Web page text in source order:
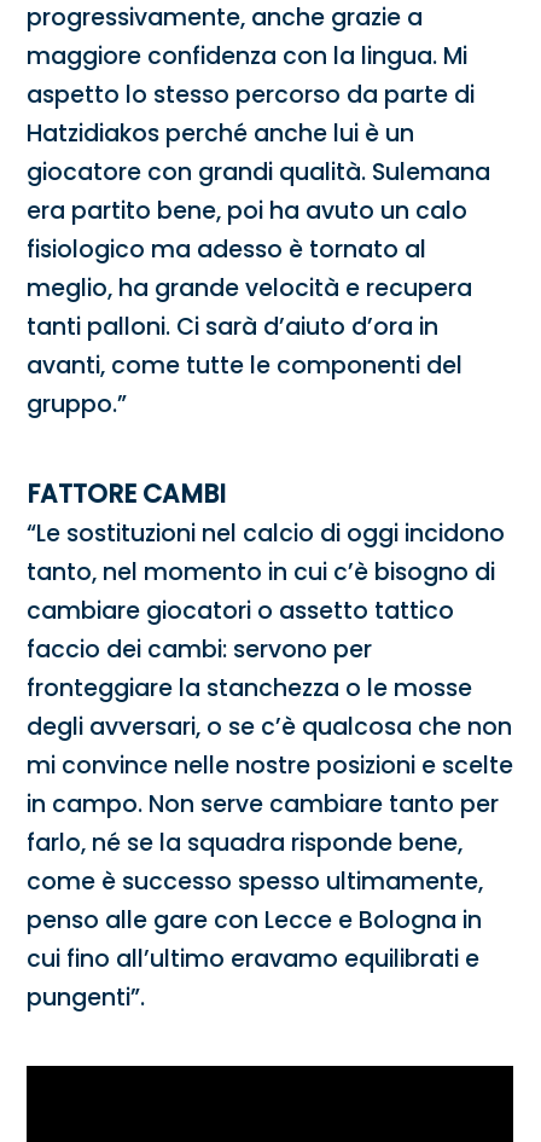
progressivamente, anche grazie a
maggiore confidenza con la lingua. Mi
aspetto lo stesso percorso da parte di
Hatzidiakos perché anche lui è un
giocatore con grandi qualità. Sulemana
era partito bene, poi ha avuto un calo
fisiologico ma adesso è tornato al
meglio, ha grande velocità e recupera
tanti palloni. Ci sarà d’aiuto d’ora in
avanti, come tutte le componenti del
gruppo.”
FATTORE CAMBI
“Le sostituzioni nel calcio di oggi incidono
tanto, nel momento in cui c’è bisogno di
cambiare giocatori o assetto tattico
faccio dei cambi: servono per
fronteggiare la stanchezza o le mosse
degli avversari, o se c’è qualcosa che non
mi convince nelle nostre posizioni e scelte
in campo. Non serve cambiare tanto per
farlo, né se la squadra risponde bene,
come è successo spesso ultimamente,
penso alle gare con Lecce e Bologna in
cui fino all’ultimo eravamo equilibrati e
pungenti”.